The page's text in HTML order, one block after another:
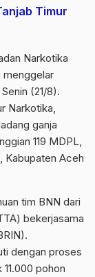
Timur
Narkotika
menggelar
(21/8).
Narkotika,
ganja
119 MDPL,
Kabupaten Aceh
tim BNN dari
bekerjasama
dengan proses
pohon